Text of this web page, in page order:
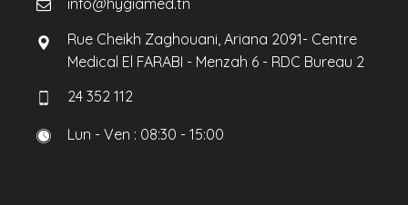
info@hygiamed.tn
Rue Cheikh Zaghouani, Ariana 2091- Centre
Medical El FARABI - Menzah 6 - RDC Bureau 2
24 352 112
Lun - Ven : 08:30 - 15:00